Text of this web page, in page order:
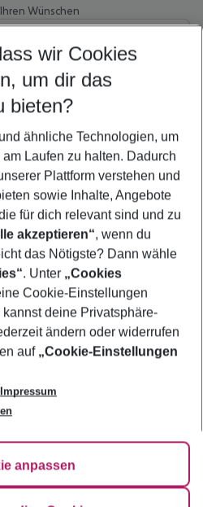
Wünschen
5-8 Nächte
anzeigen
wir Cookies
um dir das
bieten?
ähnliche Technologien, um
Laufen zu halten. Dadurch
Plattform verstehen und
sowie Inhalte, Angebote
für dich relevant sind und zu
akzeptieren“, wenn du
das Nötigste? Dann wähle
. Unter „Cookies
Cookie-Einstellungen
deine Privatsphäre-
ändern oder widerrufen
auf „Cookie-Einstellungen
Impressum
anpassen